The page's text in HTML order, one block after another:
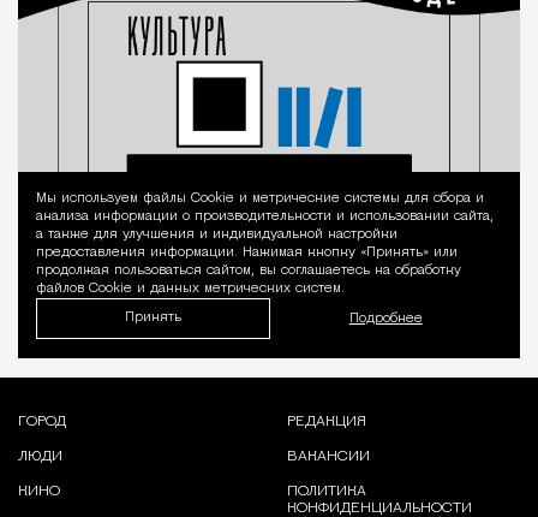
Уведомление
Мы используем файлы Сookie и метрические системы для сбора и
анализа информации о производительности и использовании сайта,
а также для улучшения и индивидуальной настройки
предоставления информации. Нажимая кнопку «Принять» или
продолжая пользоваться сайтом, вы соглашаетесь на обработку
файлов Cookie и данных метрических систем.
Принять Подробнее
ГОРОД
ЛЮДИ
КИНО
РЕДАКЦИЯ
ВАКАНСИИ
ПОЛИТИКА
КОНФИДЕНЦИАЛЬНОСТИ